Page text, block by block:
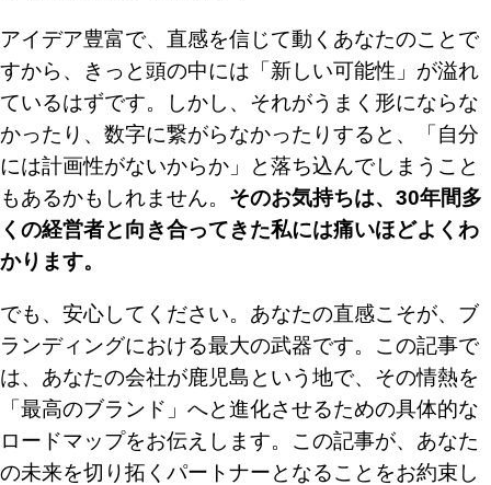
アイデア豊富で、直感を信じて動くあなたのことで
すから、きっと頭の中には「新しい可能性」が溢れ
ているはずです。しかし、それがうまく形にならな
かったり、数字に繋がらなかったりすると、「自分
には計画性がないからか」と落ち込んでしまうこと
もあるかもしれません。 そのお気持ちは、30年間多
くの経営者と向き合ってきた私には痛いほどよくわ
かります。
でも、安心してください。あなたの直感こそが、ブ
ランディングにおける最大の武器です。この記事で
は、あなたの会社が鹿児島という地で、その情熱を
「最高のブランド」へと進化させるための具体的な
ロードマップをお伝えします。この記事が、あなた
の未来を切り拓くパートナーとなることをお約束し